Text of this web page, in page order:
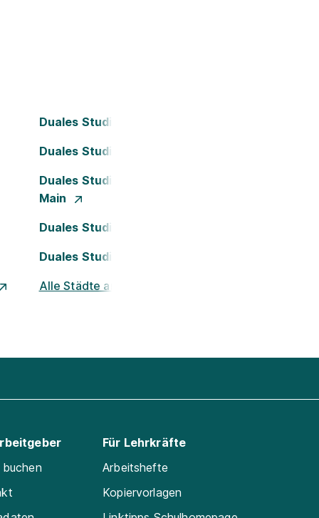
Duales Studium Bielefeld
Duales Studium Dortmund
Duales Studium Frankfurt am
Main
Duales Studium Köln
Duales Studium Nürnberg
Alle Städte ansehen
Für Lehrkräfte
Arbeitshefte
Kopiervorlagen